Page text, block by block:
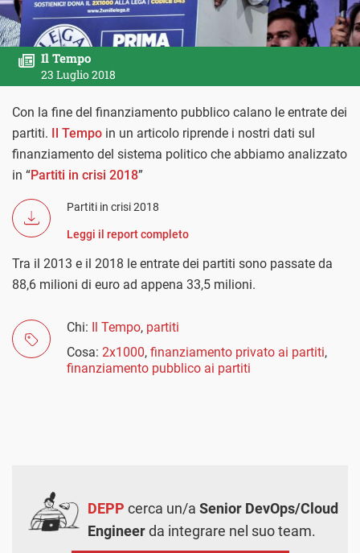
Il Tempo
23 Luglio 2018
Con la fine del finanziamento pubblico calano le entrate dei
partiti. Il Tempo in un articolo riprende i nostri dati sul
finanziamento del sistema politico che abbiamo analizzato
in “Partiti in crisi 2018”
Partiti in crisi 2018
Leggi il report completo
Tra il 2013 e il 2018 le entrate dei partiti sono passate da
88,6 milioni di euro ad appena 33,5 milioni.
Chi: Il Tempo, partiti
Cosa: 2x1000, finanziamento privato ai partiti,
finanziamento pubblico ai partiti
DEPP cerca un/a Senior DevOps/Cloud
Engineerda integrare nel suo team.